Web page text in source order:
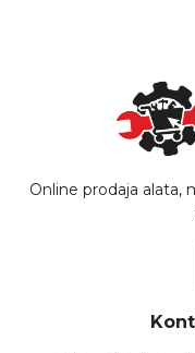
Online prodaja alata,